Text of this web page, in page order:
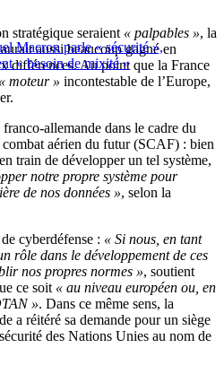
Macron parle « sécurité »,
« besoin de mixité »
stratégique seraient « palpables », la
aussi beaucoup gagné en
différences. Au point que la France
« moteur » incontestable de l’Europe,
allemande dans le cadre du
aérien du futur (SCAF) : bien
train de développer un tel système,
notre propre système pour
de nos données », selon la
cyberdéfense : « Si nous, en tant
rôle dans le développement de ces
nos propres normes », soutient
ce soit « au niveau européen ou, en
». Dans ce même sens, la
a réitéré sa demande pour un siège
des Nations Unies au nom de